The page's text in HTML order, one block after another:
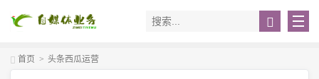
首页 > 头条西瓜运营